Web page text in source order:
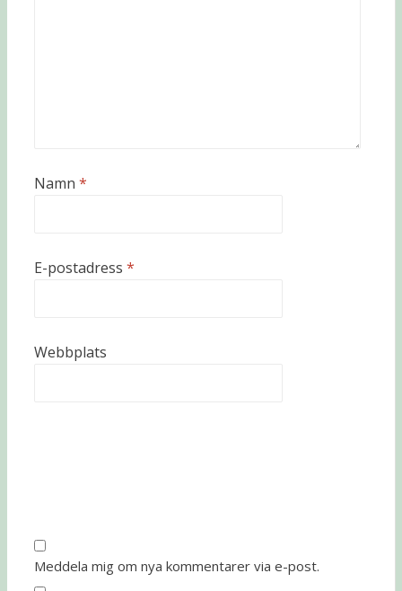
Namn *
E-postadress *
Webbplats
Meddela mig om nya kommentarer via e-post.